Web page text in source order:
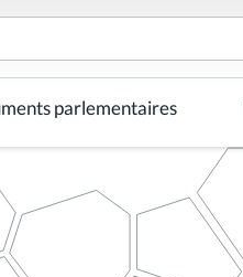
parlementaires